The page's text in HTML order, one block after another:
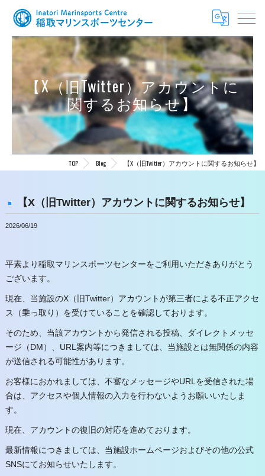
【X（旧Twitter）アカウントに
関するお知らせ】
TOP Blog 【X（旧Twitter）アカウントに関するお知らせ】
【X（旧Twitter）アカウントに関するお知らせ】
2026/06/19
平素より稲取マリンスポーツセンターをご利用いただきありがとう
ございます。
現在、当施設のX（旧Twitter）アカウントが第三者による不正アクセ
ス（乗っ取り）を受けていることを確認しております。
そのため、当該アカウントから発信される投稿、ダイレクトメッセ
ージ（DM）、URL案内等につきましては、当施設とは無関係の内容
が送信される可能性があります。
お客様におかれましては、不審なメッセージやURLを受信された場
合は、アクセスや個人情報の入力を行わないようお願いいたしま
す。
現在、アカウントの復旧の対応を進めております。
最新情報につきましては、当施設ホームページおよびその他の公式
SNSにてお知らせいたします。